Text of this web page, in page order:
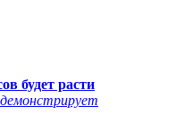
будет расти